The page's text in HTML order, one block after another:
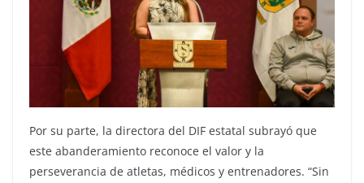
Por su parte, la directora del DIF estatal subrayó que
este abanderamiento reconoce el valor y la
perseverancia de atletas, médicos y entrenadores. “Sin